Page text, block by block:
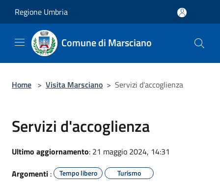
Regione Umbria
Comune di Marsciano
Home > Visita Marsciano > Servizi d'accoglienza
Servizi d'accoglienza
Ultimo aggiornamento: 21 maggio 2024, 14:31
Argomenti : Tempo libero Turismo